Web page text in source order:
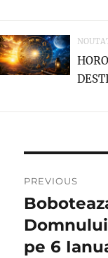
în
articole
PREVIOUS
Previous
post:
pe 6